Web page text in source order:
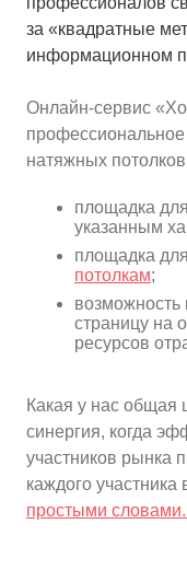
5
за «квадратные
информационном
Онлайн-сервис
натяжных
площадка
указанным
площадка
потолкам;
страницу на
ресурсов
Какая у нас
синергия, когда
участников рынка
каждого
простыми